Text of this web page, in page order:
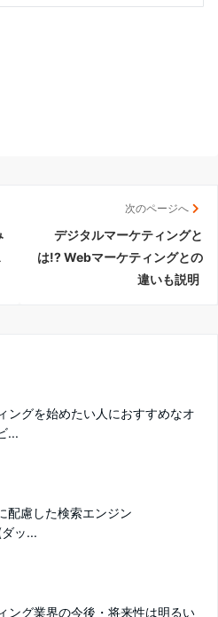
次のページへ
デジタルマーケティングと
は!? Webマーケティングとの
違いも説明
ングを始めたい人におすすめなオ
...
配慮した検索エンジン
ッ...
ング業界の今後・将来性は明るい